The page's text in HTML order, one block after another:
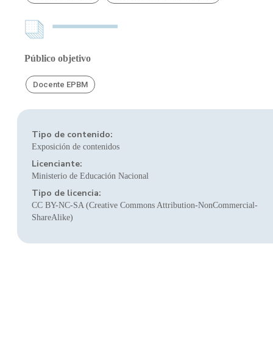
Público objetivo
Docente EPBM
Tipo de contenido:
Exposición de contenidos
Licenciante:
Ministerio de Educación Nacional
Tipo de licencia:
CC BY-NC-SA (Creative Commons Attribution-NonCommercial-
ShareAlike)